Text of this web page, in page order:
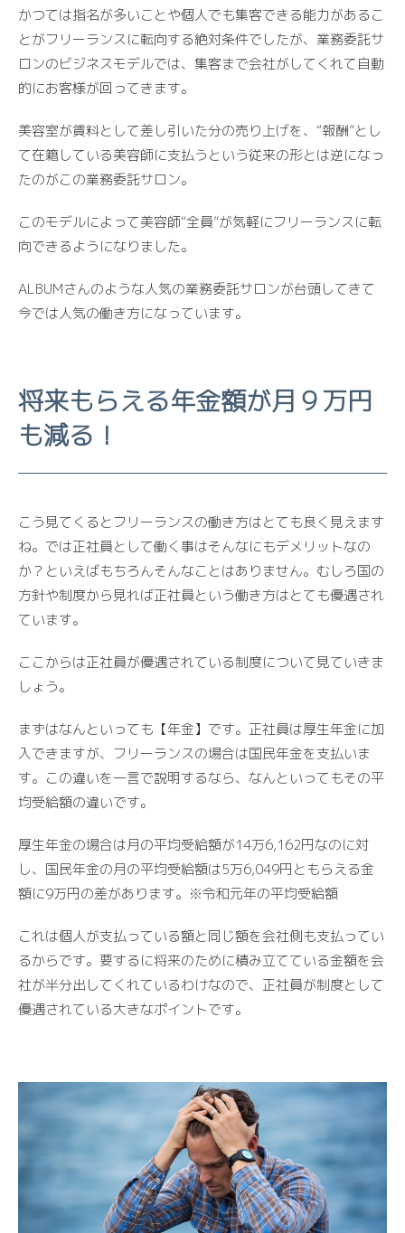
かつては指名が多いことや個人でも集客できる能力があるこ
とがフリーランスに転向する絶対条件でしたが、業務委託サ
ロンのビジネスモデルでは、集客まで会社がしてくれて自動
的にお客様が回ってきます。
美容室が賃料として差し引いた分の売り上げを、“報酬”とし
て在籍している美容師に支払うという従来の形とは逆になっ
たのがこの業務委託サロン。
このモデルによって美容師“全員”が気軽にフリーランスに転
向できるようになりました。
ALBUMさんのような人気の業務委託サロンが台頭してきて
今では人気の働き方になっています。
将来もらえる年金額が月９万円
も減る！
こう見てくるとフリーランスの働き方はとても良く見えます
ね。では正社員として働く事はそんなにもデメリットなの
か？といえばもちろんそんなことはありません。むしろ国の
方針や制度から見れば正社員という働き方はとても優遇され
ています。
ここからは正社員が優遇されている制度について見ていきま
しょう。
まずはなんといっても【年金】です。正社員は厚生年金に加
入できますが、フリーランスの場合は国民年金を支払いま
す。この違いを一言で説明するなら、なんといってもその平
均受給額の違いです。
厚生年金の場合は月の平均受給額が14万6,162円なのに対
し、国民年金の月の平均受給額は5万6,049円ともらえる金
額に9万円の差があります。※令和元年の平均受給額
これは個人が支払っている額と同じ額を会社側も支払ってい
るからです。要するに将来のために積み立てている金額を会
社が半分出してくれているわけなので、正社員が制度として
優遇されている大きなポイントです。